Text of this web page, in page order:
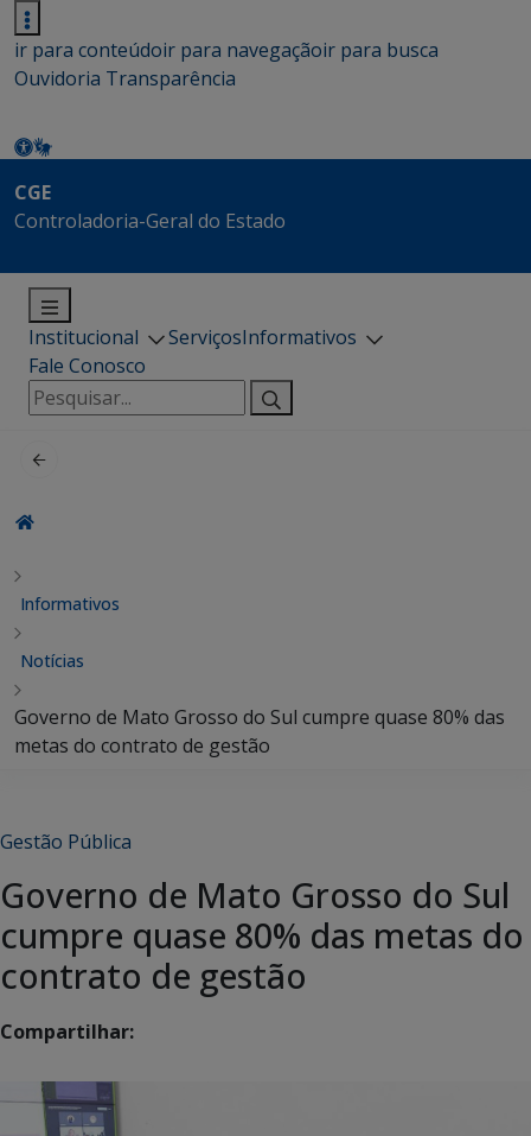
ir para conteúdoir para navegaçãoir para busca
Ouvidoria Transparência
CGE
Controladoria-Geral do Estado
Institucional ServiçosInformativos
Fale Conosco
Pesquisar
por:
Informativos
Notícias
Governo de Mato Grosso do Sul cumpre quase 80% das
metas do contrato de gestão
Gestão Pública
Governo de Mato Grosso do Sul
cumpre quase 80% das metas do
contrato de gestão
Compartilhar: